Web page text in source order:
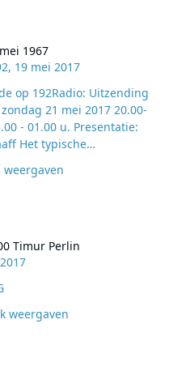
1967
, 19 mei 2017
21 mei 2017 20.00-
u. Presentatie:
is de opvolger van Kind of
er zijn die hun
opgenomen (of liever door… lees verder > Lees verder
weergaven
Timur Perlin
weergaven